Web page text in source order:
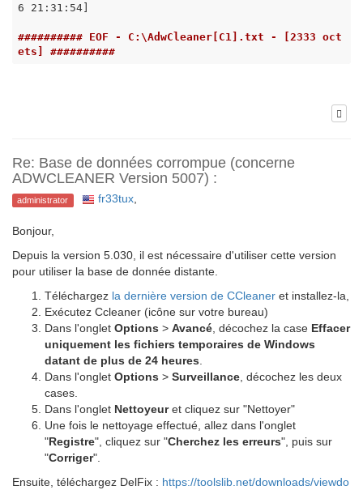
6 21:31:54]
########## EOF - C:\AdwCleaner[C1].txt - [2333 oct
ets] ##########
Re: Base de données corrompue (concerne
ADWCLEANER Version 5007) :
administrator fr33tux,
Bonjour,
Depuis la version 5.030, il est nécessaire d'utiliser cette version
pour utiliser la base de donnée distante.
Téléchargez la dernière version de CCleaner et installez-la,
Exécutez Ccleaner (icône sur votre bureau)
Dans l'onglet Options > Avancé, décochez la case Effacer
uniquement les fichiers temporaires de Windows
datant de plus de 24 heures.
Dans l'onglet Options > Surveillance, décochez les deux
cases.
Dans l'onglet Nettoyeuret cliquez sur "Nettoyer"
Une fois le nettoyage effectué, allez dans l'onglet
"Registre", cliquez sur "Cherchez les erreurs", puis sur
"Corriger".
Ensuite, téléchargez DelFix : https://toolslib.net/downloads/viewdo